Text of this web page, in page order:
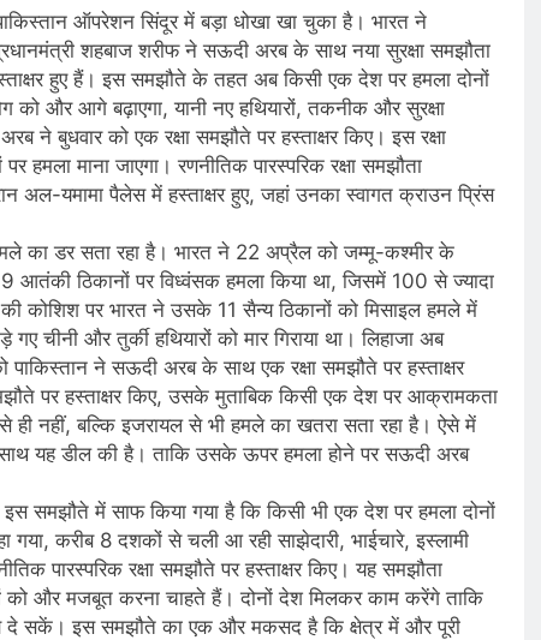
ऑपरेशन सिंदूर में बड़ा धोखा खा चुका है। भारत ने
शहबाज शरीफ ने सऊदी अरब के साथ नया सुरक्षा समझौता
हुए हैं। इस समझौते के तहत अब किसी एक देश पर हमला दोनों
को और आगे बढ़ाएगा, यानी नए हथियारों, तकनीक और सुरक्षा
ने बुधवार को एक रक्षा समझौते पर हस्ताक्षर किए। इस रक्षा
माना जाएगा। रणनीतिक पारस्परिक रक्षा समझौता
अल-यमामा पैलेस में हस्ताक्षर हुए, जहां उनका स्वागत क्राउन प्रिंस
का डर सता रहा है। भारत ने 22 अप्रैल को जम्मू-कश्मीर के
ठिकानों पर विध्वंसक हमला किया था, जिसमें 100 से ज्यादा
कोशिश पर भारत ने उसके 11 सैन्य ठिकानों को मिसाइल हमले में
चीनी और तुर्की हथियारों को मार गिराया था। लिहाजा अब
पाकिस्तान ने सऊदी अरब के साथ एक रक्षा समझौते पर हस्ताक्षर
पर हस्ताक्षर किए, उसके मुताबिक किसी एक देश पर आक्रामकता
से ही नहीं, बल्कि इजरायल से भी हमले का खतरा सता रहा है। ऐसे में
यह डील की है। ताकि उसके ऊपर हमला होने पर सऊदी अरब
समझौते में साफ किया गया है कि किसी भी एक देश पर हमला दोनों
गया, करीब 8 दशकों से चली आ रही साझेदारी, भाईचारे, इस्लामी
पारस्परिक रक्षा समझौते पर हस्ताक्षर किए। यह समझौता
को और मजबूत करना चाहते हैं। दोनों देश मिलकर काम करेंगे ताकि
दे सकें। इस समझौते का एक और मकसद है कि क्षेत्र में और पूरी